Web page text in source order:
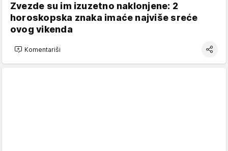
Zvezde su im izuzetno naklonjene: 2
horoskopska znaka imaće najviše sreće
ovog vikenda
Komentariši